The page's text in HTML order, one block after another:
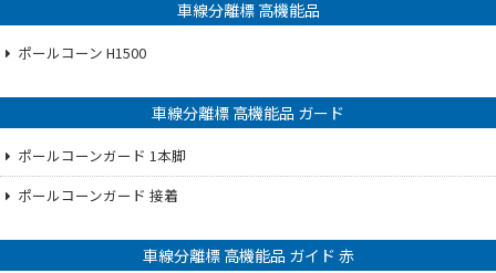
車線分離標 高機能品
ポールコーン H1500
車線分離標 高機能品 ガード
ポールコーンガード 1本脚
ポールコーンガード 接着
車線分離標 高機能品 ガイド 赤